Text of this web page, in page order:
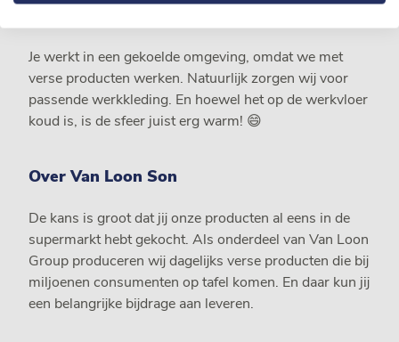
Je werkt in een gekoelde omgeving, omdat we met
verse producten werken. Natuurlijk zorgen wij voor
passende werkkleding. En hoewel het op de werkvloer
koud is, is de sfeer juist erg warm! 😄
Over Van Loon Son
De kans is groot dat jij onze producten al eens in de
supermarkt hebt gekocht. Als onderdeel van Van Loon
Group produceren wij dagelijks verse producten die bij
miljoenen consumenten op tafel komen. En daar kun jij
een belangrijke bijdrage aan leveren.